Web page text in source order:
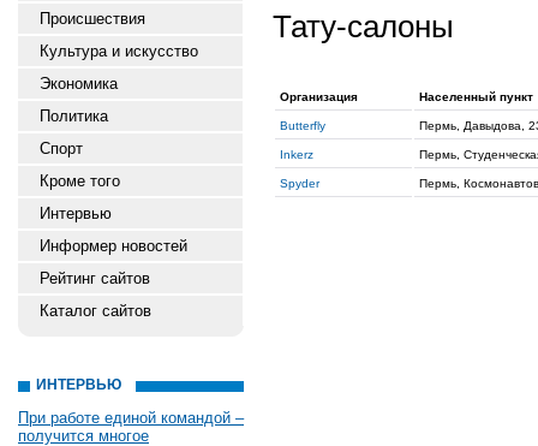
Происшествия
Культура и искусство
Экономика
Политика
Спорт
Кроме того
Интервью
Информер новостей
Рейтинг сайтов
Каталог сайтов
ИНТЕРВЬЮ
При работе единой командой –
получится многое
Тату-салоны
Организация Населенный пункт
Butterfly Пермь, Давыдова,
Inkerz Пермь,
Spyder Пермь,